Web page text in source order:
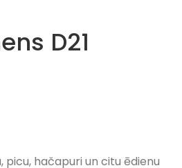
D21
hačapuri un citu ēdienu